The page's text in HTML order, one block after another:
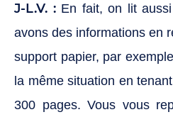
J-L.V. : En fait, on lit
avons des informations en
support papier, par
la même situation en
300 pages. Vous vous